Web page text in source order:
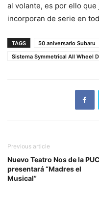
al volante, es por ello
incorporan de serie en
TAGS 50 aniversario Subaru
Sistema Symmetrical All Wheel
Previous article
Nuevo Teatro Nos de la
presentará “Madres el
Musical”